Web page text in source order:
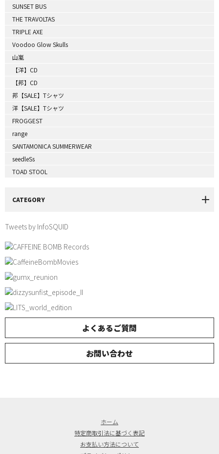
SUNSET BUS
THE TRAVOLTAS
TRIPLE AXE
Voodoo Glow Skulls
山嵐
【洋】CD
【邦】CD
邦【SALE】Tシャツ
洋【SALE】Tシャツ
FROGGEST
range
SANTAMONICA SUMMERWEAR
seedleSs
TOAD STOOL
CATEGORY
Tweets by InfoSQUID
よくあるご質問
お問い合わせ
ホーム
特定商取引法に基づく表記
お支払い方法について